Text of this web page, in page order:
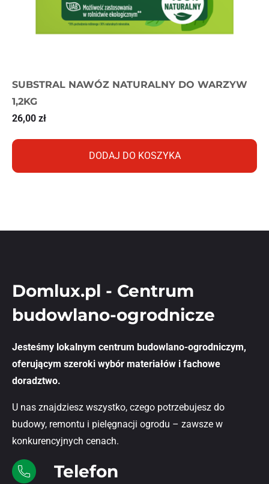
SUBSTRAL NAWÓZ NATURALNY DO WARZYW
1,2KG
26,00 zł
DODAJ DO KOSZYKA
Domlux.pl - Centrum
budowlano-ogrodnicze
Jesteśmy lokalnym centrum budowlano-ogrodniczym,
oferującym szeroki wybór materiałów i fachowe
doradztwo.
U nas znajdziesz wszystko, czego potrzebujesz do
budowy, remontu i pielęgnacji ogrodu – zawsze w
konkurencyjnych cenach.
Telefon